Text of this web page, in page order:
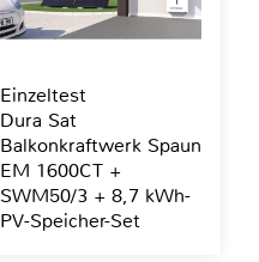
Einzeltest
Dura Sat
Balkonkraftwerk Spaun
EM 1600CT +
SWM50/3 + 8,7 kWh-
PV-Speicher-Set